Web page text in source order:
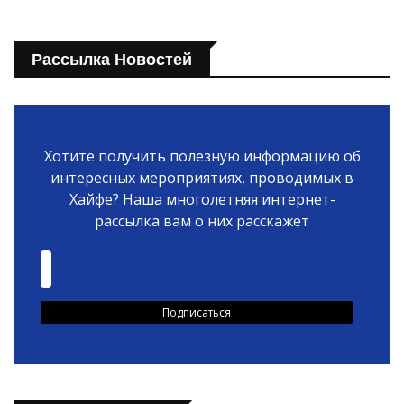
Рассылка Новостей
Хотите получить полезную информацию об
интересных мероприятиях, проводимых в
Хайфе? Наша многолетняя интернет-
рассылка вам о них расскажет